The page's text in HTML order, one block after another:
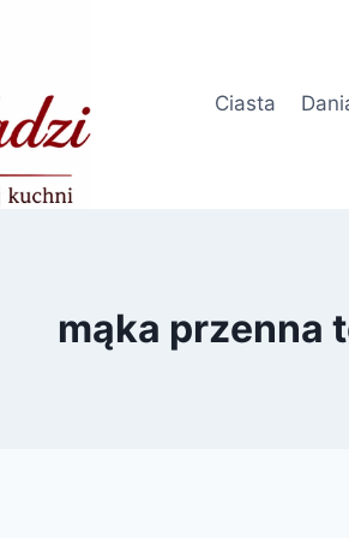
Ciasta
mąka przenna